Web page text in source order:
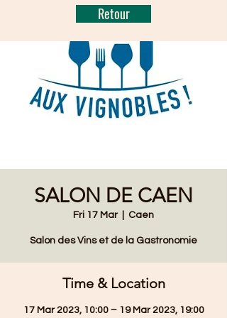
Retour
SALON DE CAEN
Fri 17 Mar
  |
Caen
Salon des Vins et de la Gastronomie
Time & Location
17 Mar 2023, 10:00 – 19 Mar 2023, 19:00